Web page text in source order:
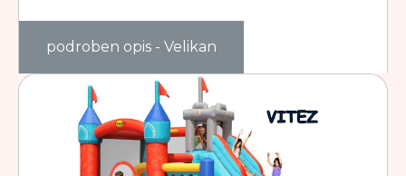
podroben opis - Velikan